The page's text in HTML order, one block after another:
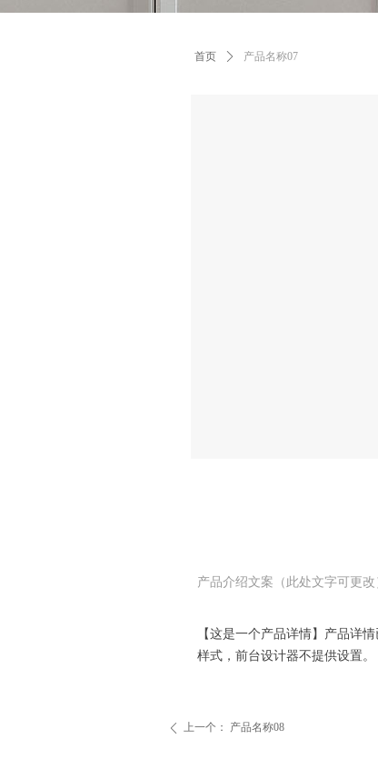
首页 ꄲ 产品名称07
产品介绍文案（此处文字可更改
ꄴ 上一个： 产品名称08
【这是一个产品详情】产品详
样式，前台设计器不提供设置。